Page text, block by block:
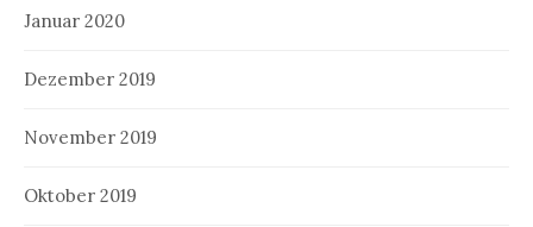
Januar 2020
Dezember 2019
November 2019
Oktober 2019